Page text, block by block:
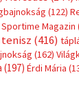
(122)
Sportime Magazin
tenisz (416)
(162)
(197) Érdi Mária